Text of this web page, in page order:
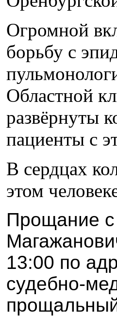
Огромной
борьбу с
Областной
развёрнуты
пациенты с
В сердцах
этом
Прощание
13:00 по
судебно-